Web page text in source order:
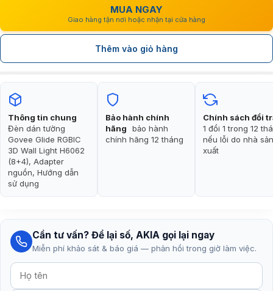
3.990.000₫.MUA NGAY
Giao hàng tận nơi hoặc nhận tại cửa hàng
Thêm vào giỏ hàng
Thông tin chung
Đèn dán tường
Govee Glide RGBIC
3D Wall Light H6062
(8+4), Adapter
nguồn, Hướng dẫn
sử dụng
Bảo hành chính
hãng
bảo hành
chính hãng 12 tháng
Chính sách đổi
1 đổi 1 trong 12
nếu lỗi do nhà sản
xuất
Cần tư vấn? Để lại số, AKIA gọi lại ngay
Miễn phí khảo sát & báo giá — phản hồi trong giờ làm việc.